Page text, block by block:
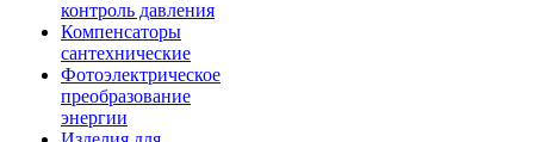
контроль давления
Компенсаторы
сантехнические
Фотоэлектрическое
преобразование
энергии